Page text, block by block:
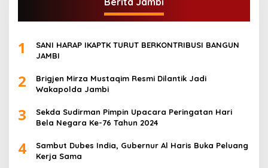
1
SANI HARAP IKAPTK TURUT BERKONTRIBUSI BANGUN
JAMBI
2
Brigjen Mirza Mustaqim Resmi Dilantik Jadi
Wakapolda Jambi
3
Sekda Sudirman Pimpin Upacara Peringatan Hari
Bela Negara Ke-76 Tahun 2024
4
Sambut Dubes India, Gubernur Al Haris Buka Peluang
Kerja Sama